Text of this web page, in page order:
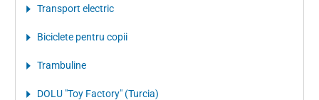
Transport electriс
Biciclete pentru copii
Trambuline
DOLU "Toy Factory" (Turcia)